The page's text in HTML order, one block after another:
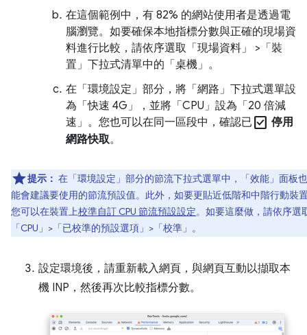
在這個範例中，有 82% 的網站使用者是透過電
腦瀏覽。如要確保本地指標分數與正確的現場資
料進行比較，請依序選取「現場資料」
>「裝
置」 下拉式清單中的「桌機」 。
在「環境設定」 部分，將「網路」 下拉式選單設
為「快速 4G」
，並將「CPU」 設為「20 倍減
速」 。您也可以在同一區段中，確認已 check_box 停用
網路快取。
提示： 在「環境設定」 部分的節流下拉式選單中，「效能」 面板
能會建議要使用的節流預設值。此外，如要更貼近低階和中階行動裝
您可以在裝置上校準自訂 CPU 節流預設設定。如要這麼做，請依序選
「CPU」 >「已校準的預設選項」 >「校準」 。
設定環境後，請重新載入網頁，與網頁互動以擷取本
機 INP，然後再次比較指標分數。